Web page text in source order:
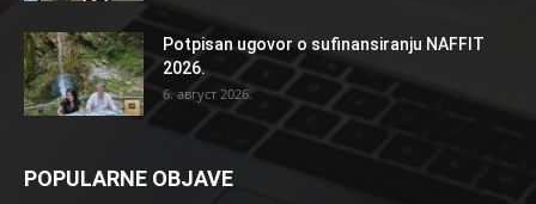
Potpisan ugovor o sufinansiranju NAFFIT
2026.
6. август 2026.
POPULARNE OBJAVE